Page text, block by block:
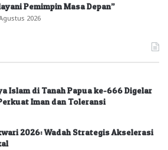
Pemimpin Masa Depan”
2026
Islam di Tanah Papua ke-666 Digelar
Iman dan Toleransi
2026: Wadah Strategis Akselerasi